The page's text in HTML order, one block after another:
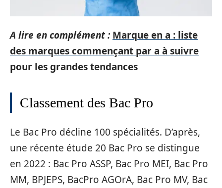
A lire en complément : Marque en a : liste
des marques commençant par a à suivre
pour les grandes tendances
Classement des Bac Pro
Le Bac Pro décline 100 spécialités. D’après,
une récente étude 20 Bac Pro se distingue
en 2022 : Bac Pro ASSP, Bac Pro MEI, Bac Pro
MM, BPJEPS, BacPro AGOrA, Bac Pro MV, Bac